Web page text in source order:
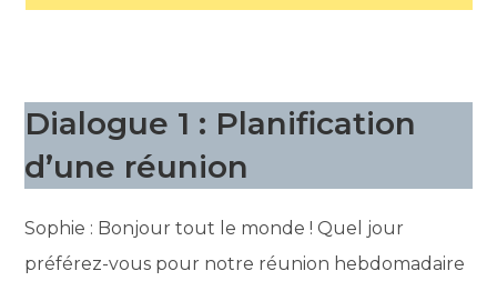
Dialogue 1 : Planification
d’une réunion
Sophie : Bonjour tout le monde ! Quel jour
préférez-vous pour notre réunion hebdomadaire